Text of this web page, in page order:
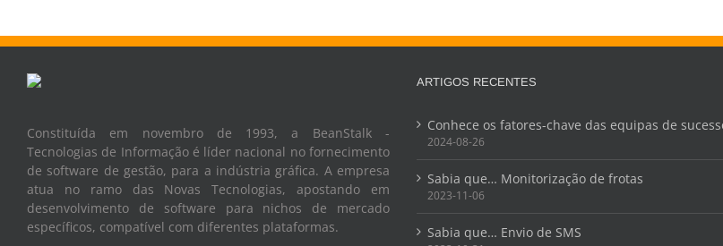
Constituída em novembro de 1993, a BeanStalk -
Tecnologias de Informação é líder nacional no fornecimento
de software de gestão, para a indústria gráfica. A empresa
atua no ramo das Novas Tecnologias, apostando em
desenvolvimento de software para nichos de mercado
específicos, compatível com diferentes plataformas.
ARTIGOS RECENTES
Conhece os fatores-chave das equipas de
2024-08-26
Sabia que… Monitorização de frotas
2023-11-06
Sabia que… Envio de SMS